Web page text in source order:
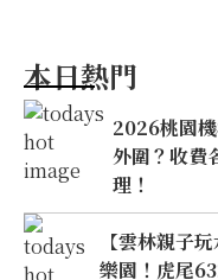
本日熱門
2026桃園
外圍？收費
理！
【雲林親子
樂園！虎尾